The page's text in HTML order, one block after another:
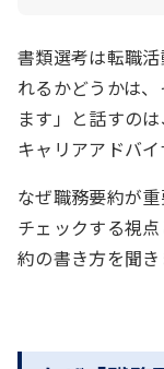
書類選考は転職
れるかどうかは
ます」と話すの
キャリアアドバイ
なぜ職務要約が
チェックする視
約の書き方を聞き